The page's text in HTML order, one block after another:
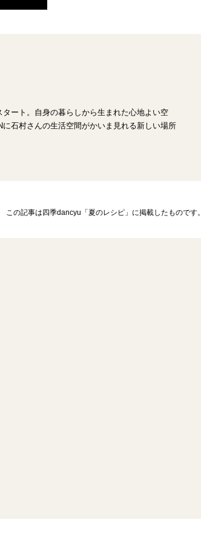
ート。自身の暮らしから生まれた心地よい空
石村さんの生活空間がかいま見れる新しい場所
この記事は四季dancyu「夏のレシピ」に掲載したものです。